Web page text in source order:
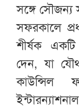
সঙ্গে সৌজন্য
সফরকালে
শীর্ষক
দেন, যা